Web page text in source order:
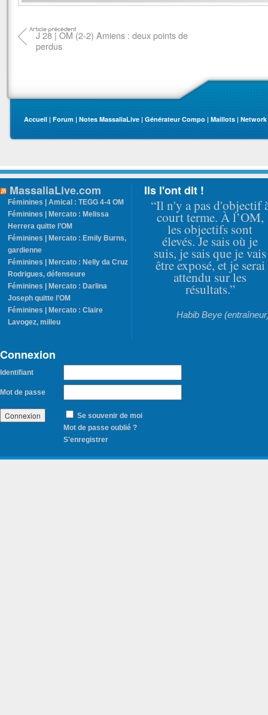
J 28 | OM (2-2) Amiens : deux points de
perdus
Accueil | Forum | Notes MassaliaLive | Générateur Compo | Maillots | Network
MassaliaLive.com
Féminines | Amical : TEGG 4-4 OM
Féminines | Mercato : Melissa
Herrera quitte l’OM
Féminines | Mercato : Emily Burns,
gardienne
Féminines | Mercato : Nelly da Cruz
Rodrigues, défenseure
Féminines | Mercato : Darlina
Joseph quitte l’OM
Féminines | Mercato : Claire
Lavogez, milieu
Ils l'ont dit !
“Il n'y a pas d'objectif
court terme. À l’OM,
les objectifs sont
élevés. Je sais où je
suis, je sais que je vais
être exposé, et je serai
attendu sur les
résultats.”
Habib Beye
Connexion
Identifiant
Mot de passe
Se souvenir de moi
Mot de passe oublié ?
S'enregistrer